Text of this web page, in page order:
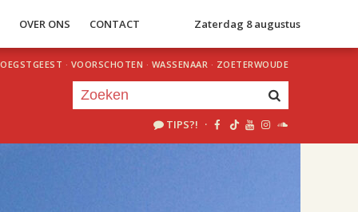
OVER ONS CONTACT Zaterdag 8 augustus
OEGSTGEEST · VOORSCHOTEN · WASSENAAR · ZOETERWOUDE
TIPS?! ·